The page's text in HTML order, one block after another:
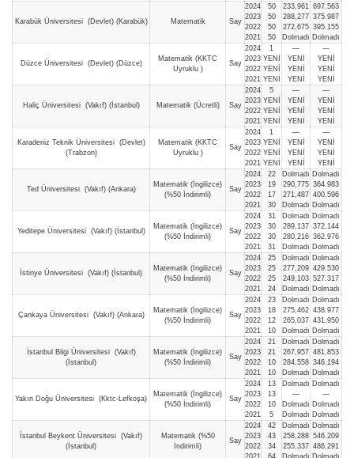
Karabük Üniversitesi (Devlet) (Karabük) Matematik Say
2024
2023
2022
2021
50
50
50
50
233,961
288,277
272,675
Dolmadı
697.563
375.987
395.155
Dolmadı
Düzce Üniversitesi (Devlet) (Düzce)
Matematik (KKTC
Uyruklu )
Say
2024
2023
2022
2021
1
YENİ
YENİ
YENİ
—
YENİ
YENİ
YENİ
—
YENİ
YENİ
YENİ
Haliç Üniversitesi (Vakıf) (İstanbul) Matematik (Ücretli) Say
2024
2023
2022
2021
5
YENİ
YENİ
YENİ
—
YENİ
YENİ
YENİ
—
YENİ
YENİ
YENİ
Karadeniz Teknik Üniversitesi (Devlet)
(Trabzon)
Matematik (KKTC
Uyruklu )
Say
2024
2023
2022
2021
1
YENİ
YENİ
YENİ
—
YENİ
YENİ
YENİ
—
YENİ
YENİ
YENİ
Ted Üniversitesi (Vakıf) (Ankara)
Matematik (İngilizce)
(%50 İndirimli)
Say
2024
2023
2022
2021
22
19
17
30
Dolmadı
290,775
271,487
Dolmadı
Dolmadı
364.983
400.596
Dolmadı
Yeditepe Üniversitesi (Vakıf) (İstanbul)
Matematik (İngilizce)
(%50 İndirimli)
Say
2024
2023
2022
2021
31
30
30
31
Dolmadı
289,137
280,216
Dolmadı
Dolmadı
372.144
362.976
Dolmadı
İstinye Üniversitesi (Vakıf) (İstanbul)
Matematik (İngilizce)
(%50 İndirimli)
Say
2024
2023
2022
2021
25
25
25
24
Dolmadı
277,209
249,103
Dolmadı
Dolmadı
429.530
527.317
Dolmadı
Çankaya Üniversitesi (Vakıf) (Ankara)
Matematik (İngilizce)
(%50 İndirimli)
Say
2024
2023
2022
2021
23
18
12
10
Dolmadı
275,462
265,037
Dolmadı
Dolmadı
438.977
431.950
Dolmadı
İstanbul Bilgi Üniversitesi (Vakıf)
(İstanbul)
Matematik (İngilizce)
(%50 İndirimli)
Say
2024
2023
2022
2021
21
21
10
10
Dolmadı
267,957
284,558
Dolmadı
Dolmadı
481.853
346.194
Dolmadı
Yakın Doğu Üniversitesi (Kktc-Lefkoşa)
Matematik (İngilizce)
(%50 İndirimli)
Say
2024
2023
2022
2021
13
13
10
5
Dolmadı
—
Dolmadı
Dolmadı
Dolmadı
—
Dolmadı
Dolmadı
İstanbul Beykent Üniversitesi (Vakıf)
(İstanbul)
Matematik (%50
İndirimli)
Say
2024
2023
2022
2021
42
43
34
64
Dolmadı
258,288
255,337
Dolmadı
Dolmadı
546.209
486.291
Dolmadı